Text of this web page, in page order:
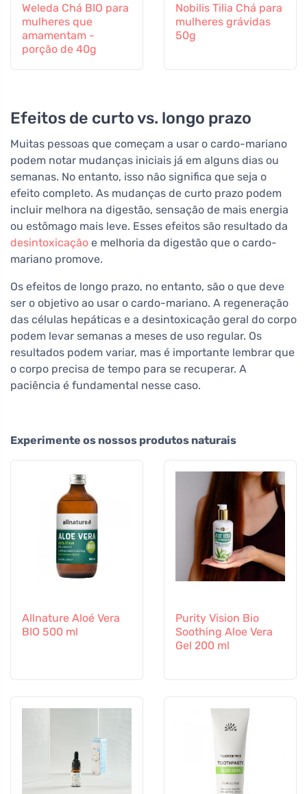
Weleda Chá BIO para
mulheres que
amamentam -
porção de 40g
Nobilis Tilia Chá para
mulheres grávidas
50g
Efeitos de curto vs. longo prazo
Muitas pessoas que começam a usar o cardo-mariano
podem notar mudanças iniciais já em alguns dias ou
semanas. No entanto, isso não significa que seja o
efeito completo. As mudanças de curto prazo podem
incluir melhora na digestão, sensação de mais energia
ou estômago mais leve. Esses efeitos são resultado da
desintoxicação e melhoria da digestão que o cardo-
mariano promove.
Os efeitos de longo prazo, no entanto, são o que deve
ser o objetivo ao usar o cardo-mariano. A regeneração
das células hepáticas e a desintoxicação geral do corpo
podem levar semanas a meses de uso regular. Os
resultados podem variar, mas é importante lembrar que
o corpo precisa de tempo para se recuperar. A
paciência é fundamental nesse caso.
Experimente os nossos produtos naturais
Allnature Aloé Vera
BIO 500 ml
Purity Vision Bio
Soothing Aloe Vera
Gel 200 ml